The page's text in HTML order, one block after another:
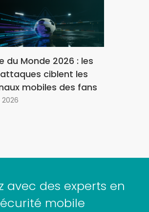
du Monde 2026 : les
ciblent les
mobiles des fans
2026
avec des experts en
mobile